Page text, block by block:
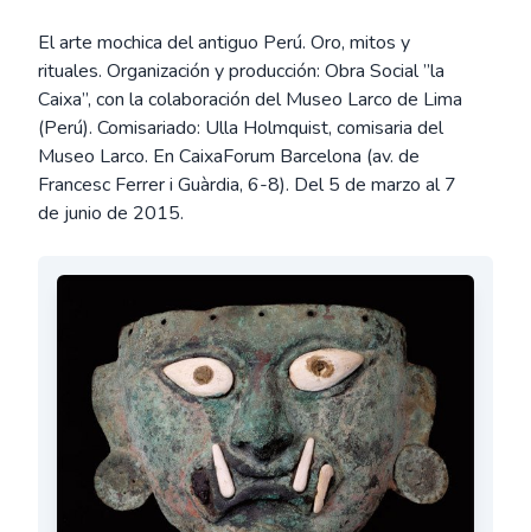
El arte mochica del antiguo Perú. Oro, mitos y
rituales. Organización y producción: Obra Social ”la
Caixa”, con la colaboración del Museo Larco de Lima
(Perú). Comisariado: Ulla Holmquist, comisaria del
Museo Larco. En CaixaForum Barcelona (av. de
Francesc Ferrer i Guàrdia, 6-8). Del 5 de marzo al 7
de junio de 2015.